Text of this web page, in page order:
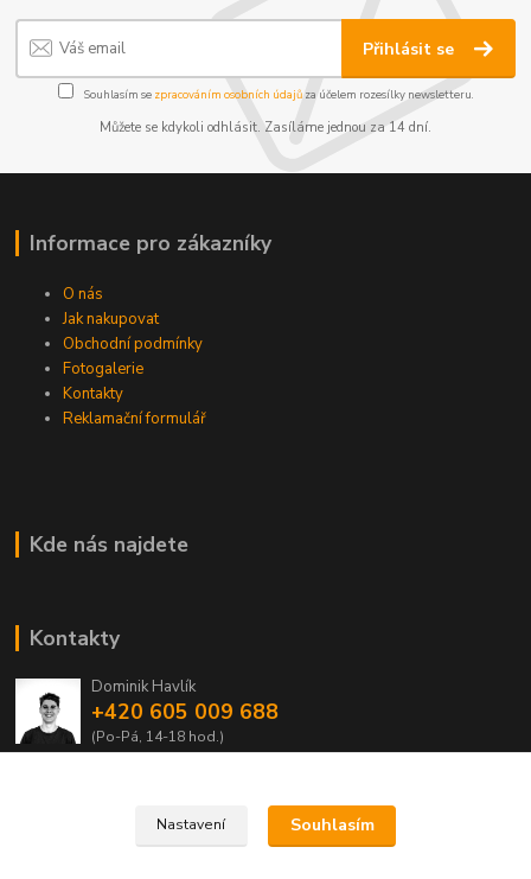
Přihlásit se
Souhlasím se zpracováním osobních údajůza účelem rozesílky newsletteru.
Můžete se kdykoli odhlásit. Zasíláme jednou za 14 dní.
Informace pro zákazníky
O nás
Jak nakupovat
Obchodní podmínky
Fotogalerie
Kontakty
Reklamační formulář
Kde nás najdete
Kontakty
Dominik Havlík
+420 605 009 688
(Po-Pá, 14-18 hod.)
Nastavení Souhlasím